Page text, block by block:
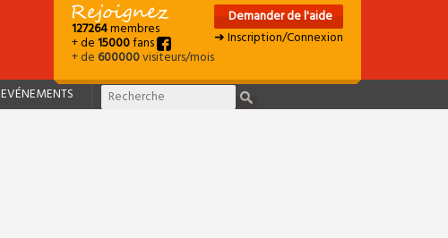
127264membres
+ de15000fans
+ de600000visiteurs/mois
Demander de l'aide
➜ Inscription/Connexion
EVÉNEMENTS